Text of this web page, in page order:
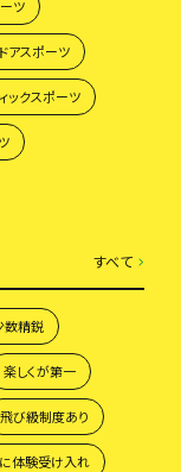
ツ
アスポーツ
ックスポーツ
すべて
数精鋭
楽しくが第一
飛び級制度あり
体験受け入れ